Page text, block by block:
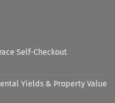
Self-Checkout
Yields & Property Value